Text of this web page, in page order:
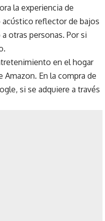
la experiencia de
reflector de bajos
otras personas. Por si
en el hogar
Amazon. En la compra de
si se adquiere a través